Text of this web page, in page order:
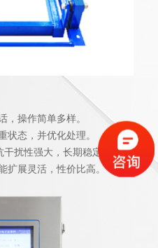
，操作简单多样。
状态，并优化处理。
干扰性强大，长期稳定性强。
扩展灵活，性价比高。